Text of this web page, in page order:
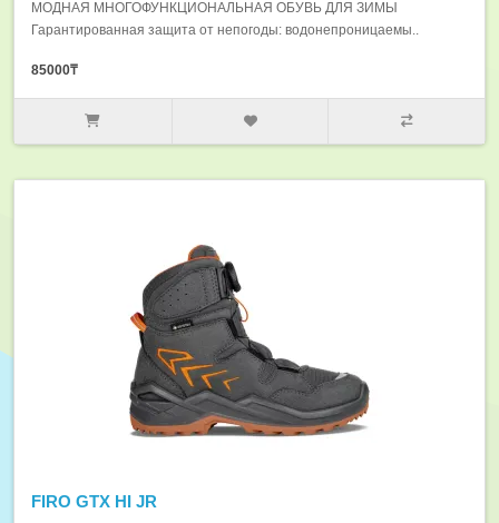
МОДНАЯ МНОГОФУНКЦИОНАЛЬНАЯ ОБУВЬ ДЛЯ ЗИМЫ
Гарантированная защита от непогоды: водонепроницаемы..
85000₸
FIRO GTX HI JR